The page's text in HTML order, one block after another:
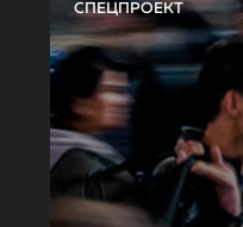
СПЕЦПРОЕКТ